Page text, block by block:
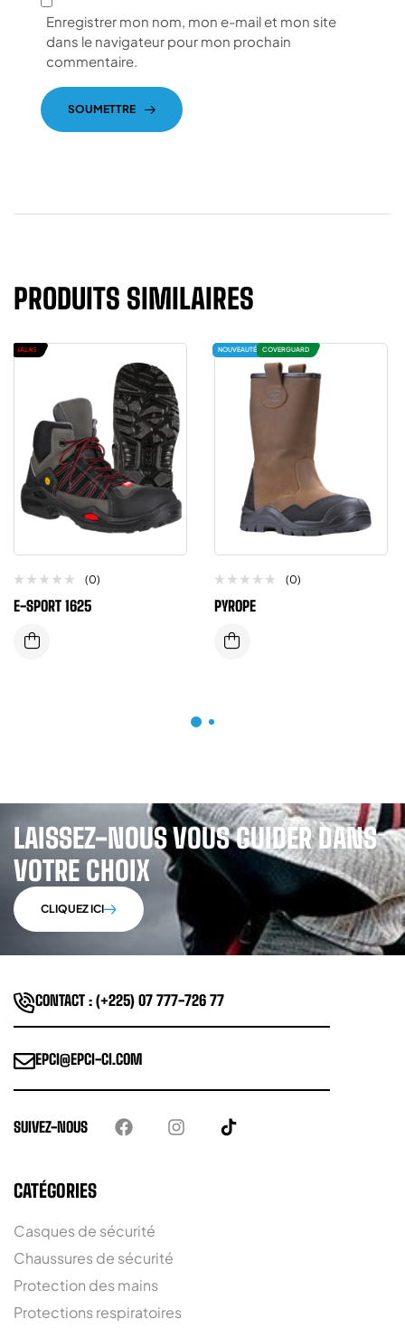
Enregistrer mon nom, mon e-mail et mon site
dans le navigateur pour mon prochain
commentaire.
SOUMETTRE
PRODUITS SIMILAIRES
JALAS
(0)
E-SPORT 1625
NOUVEAUTÉ COVERGUARD
(0)
PYROPE
LAISSEZ-NOUS VOUS GUIDER DANS
VOTRE CHOIX
CLIQUEZ ICI
CONTACT : (+225) 07 777-726 77
EPCI@EPCI-CI.COM
SUIVEZ-NOUS
CATÉGORIES
Casques de sécurité
Chaussures de sécurité
Protection des mains
Protections respiratoires